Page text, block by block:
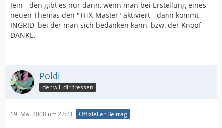
Jein - den gibt es nur dann, wenn man bei Erstellung eines
neuen Themas den "THX-Master" aktiviert - dann kommt
INGRID, bei der man sich bedanken kann, bzw. der Knopf
DANKE.
Poldi
der will dir fressen
19. Mai 2008 um 22:21 Offizieller Beitrag